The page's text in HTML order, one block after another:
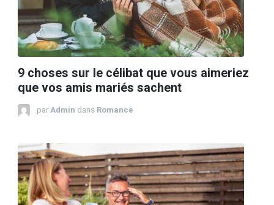
9 choses sur le célibat que vous aimeriez
que vos amis mariés sachent
par Admin dans Romance